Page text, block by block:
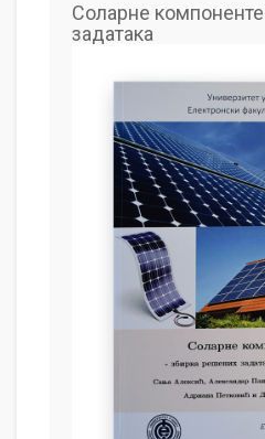
Соларне
задатака